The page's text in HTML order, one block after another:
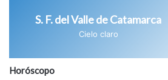
S. F. del Valle de Catamarca
Cielo claro
Horóscopo